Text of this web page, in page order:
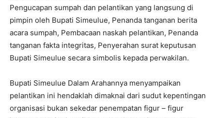
Pengucapan sumpah dan pelantikan yang langsung di
pimpin oleh Bupati Simeulue, Penanda tanganan berita
acara sumpah, Pembacaan naskah pelantikan, Penanda
tanganan fakta integritas, Penyerahan surat keputusan
Bupati Simeulue secara simbolis kepada perwakilan.
Bupati Simeulue Dalam Arahannya menyampaikan
pelantikan ini hendaklah dimaknai dari sudut kepentingan
organisasi bukan sekedar penempatan figur – figur